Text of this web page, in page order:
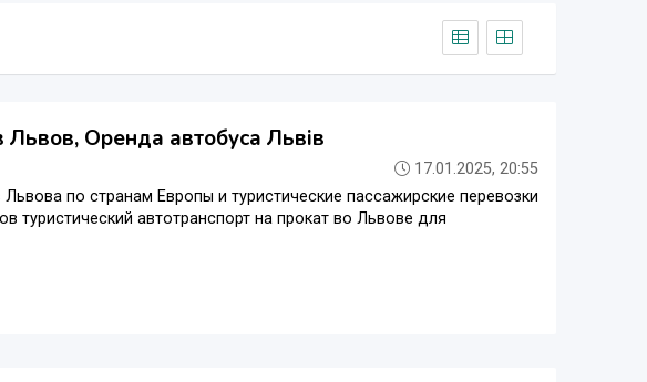
Оренда автобуса Львів
17.01.2025, 20:55
по странам Европы и туристические пассажирские перевозки
туристический автотранспорт на прокат во Львове для